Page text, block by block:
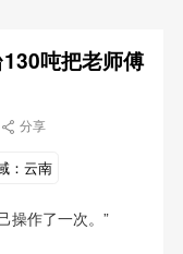
吨把老师傅
 分享
： 云南
操作了一次。”